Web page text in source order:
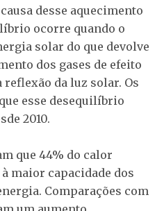
desse aquecimento
ocorre quando o
solar do que devolve
dos gases de efeito
da luz solar. Os
esse desequilíbrio
2010.
que 44% do calor
maior capacidade dos
Comparações com